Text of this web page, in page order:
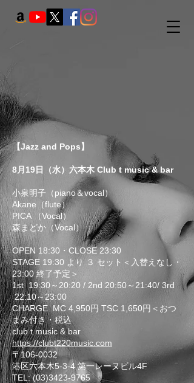
【Jazz and Pops】
8月19日（水）六本木 Club t music & bar
小泉明子（piano＆vocal）
Akane（flute）
PICA （Vocal）
森まどか（Vocal）
OPEN 18:30・CLOSE 23:30
STAGE 19:30 より ３ セット＜入替えなし・
23:00 終了予定＞
1st 19:30～20:20 / 2nd 20:50～21:40/ 3rd
22:10～23:00
CHARGE MC 4,950円 TSC 1,650円＜おつ
まみ付き・税込
club t music & bar
https://clubt220music.com
〒106-0032
港区六本木5-3-4 第一レーヌビル4F
TEL: (03)3423-9765